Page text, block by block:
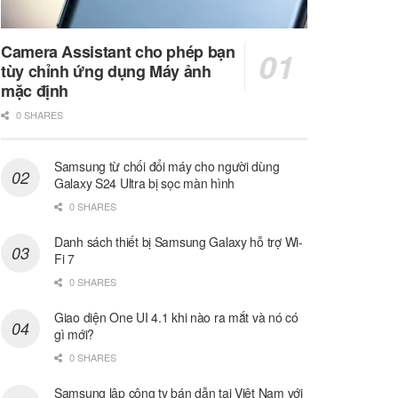
Camera Assistant cho phép bạn
tùy chỉnh ứng dụng Máy ảnh
mặc định
0 SHARES
Samsung từ chối đổi máy cho người dùng
Galaxy S24 Ultra bị sọc màn hình
0 SHARES
Danh sách thiết bị Samsung Galaxy hỗ trợ Wi-
Fi 7
0 SHARES
Giao diện One UI 4.1 khi nào ra mắt và nó có
gì mới?
0 SHARES
Samsung lập công ty bán dẫn tại Việt Nam với